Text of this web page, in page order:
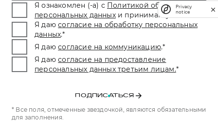
Я ознакомлен (-а) с Политикой обработки
персональных данных и принимаю условия.
Я даю согласие на обработку персональных
данных.*
Я даю согласие на коммуникацию.*
Я даю согласие на предоставление
персональных данных третьим лицам.*
ПОДПИСАТЬСЯ
* Все поля, отмеченные звездочкой, являются обязательными
для заполнения.
Privacy
notice